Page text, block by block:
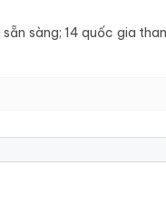
sàng; 14 quốc gia